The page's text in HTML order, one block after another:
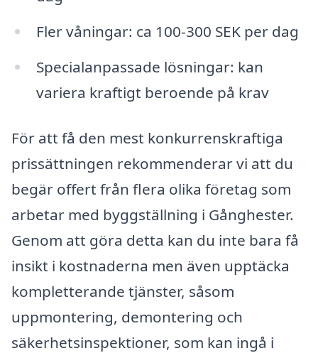
Fler våningar: ca 100-300 SEK per dag
Specialanpassade lösningar: kan
variera kraftigt beroende på krav
För att få den mest konkurrenskraftiga
prissättningen rekommenderar vi att du
begär offert från flera olika företag som
arbetar med byggställning i Gånghester.
Genom att göra detta kan du inte bara få
insikt i kostnaderna men även upptäcka
kompletterande tjänster, såsom
uppmontering, demontering och
säkerhetsinspektioner, som kan ingå i